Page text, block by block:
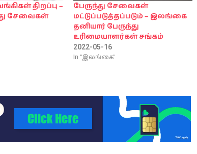
திறப்பு –
சேவைகள்
பேருந்து சேவைகள்
மட்டுப்படுத்தப்படும் – இலங்கை
தனியார் பேருந்து
உரிமையாளர்கள் சங்கம்
2022-05-16
In "இலங்கை"